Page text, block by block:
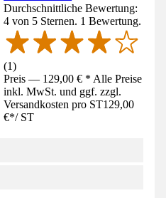
Durchschnittliche Bewertung:
4 von 5 Sternen. 1 Bewertung.
(1)
Preis — 129,00 € * Alle Preise
inkl. MwSt. und ggf. zzgl.
Versandkosten pro ST129,00
€*/ ST